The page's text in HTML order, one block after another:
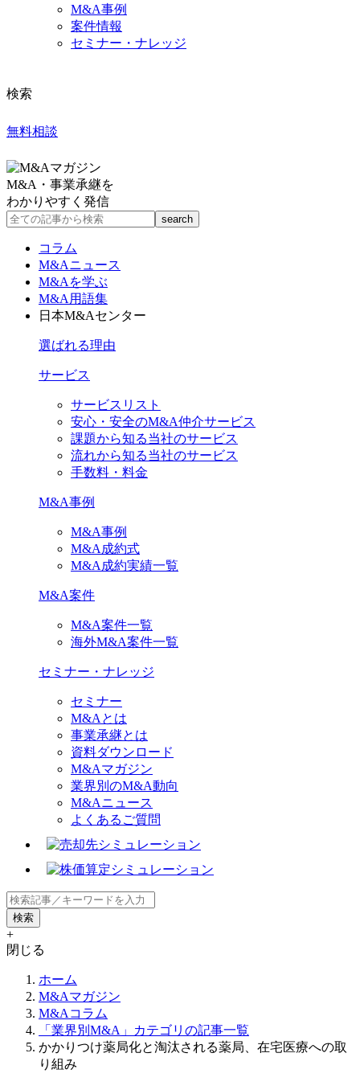
M&A事例
案件情報
セミナー・ナレッジ
検索
無料相談
M&A・事業承継を
わかりやすく発信
コラム
M&Aニュース
M&Aを学ぶ
M&A用語集
日本M&Aセンター
選ばれる理由
サービス
サービスリスト
安心・安全のM&A仲介サービス
課題から知る当社のサービス
流れから知る当社のサービス
手数料・料金
M&A事例
M&A事例
M&A成約式
M&A成約実績一覧
M&A案件
M&A案件一覧
海外M&A案件一覧
セミナー・ナレッジ
セミナー
M&Aとは
事業承継とは
資料ダウンロード
M&Aマガジン
業界別のM&A動向
M&Aニュース
よくあるご質問
+
閉じる
ホーム
M&Aマガジン
M&Aコラム
「業界別M&A」カテゴリの記事一覧
かかりつけ薬局化と淘汰される薬局、在宅医療への取
り組み